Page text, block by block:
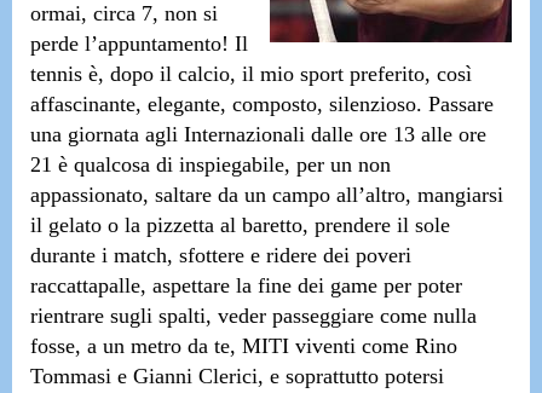
ormai, circa 7, non si
perde l’appuntamento! Il
tennis è, dopo il calcio, il mio sport preferito, così
affascinante, elegante, composto, silenzioso. Passare
una giornata agli Internazionali dalle ore 13 alle ore
21 è qualcosa di inspiegabile, per un non
appassionato, saltare da un campo all’altro, mangiarsi
il gelato o la pizzetta al baretto, prendere il sole
durante i match, sfottere e ridere dei poveri
raccattapalle, aspettare la fine dei game per poter
rientrare sugli spalti, veder passeggiare come nulla
fosse, a un metro da te, MITI viventi come Rino
Tommasi e Gianni Clerici, e soprattutto potersi